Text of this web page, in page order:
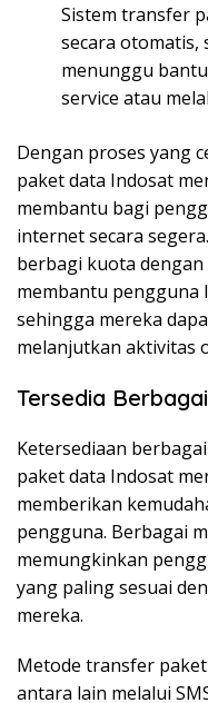
Sistem transfer
secara otomatis,
menunggu
service atau
Dengan proses yang
paket data Indosat
membantu bagi
internet secara
berbagi kuota
membantu pengguna
sehingga mereka
melanjutkan aktivitas
Tersedia
Ketersediaan
paket data Indosat
memberikan
pengguna. Berbagai
memungkinkan
yang paling sesuai
mereka.
Metode transfer
antara lain melalui